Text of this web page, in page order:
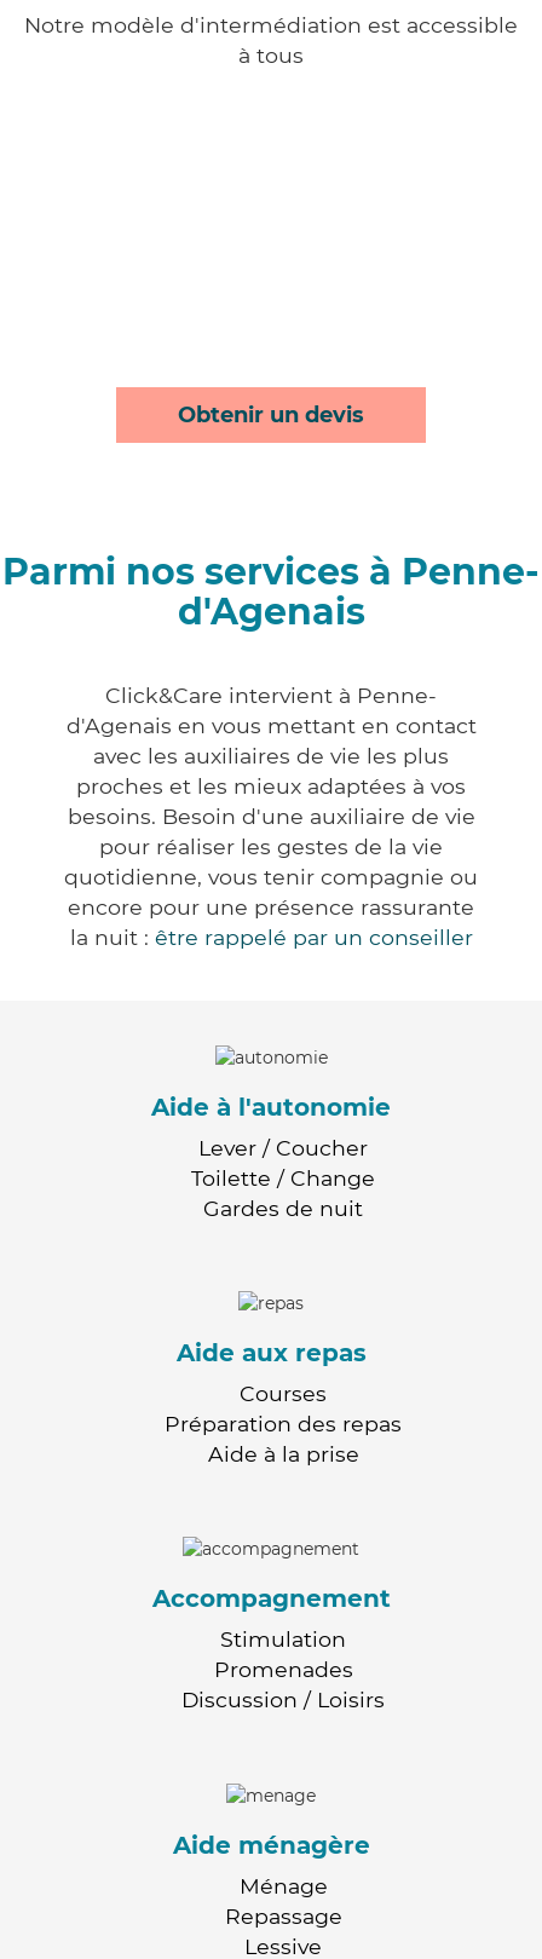
Notre modèle d'intermédiation est accessible
à tous
Obtenir un devis
Parmi nos services à Penne-
d'Agenais
Click&Care intervient à Penne-
d'Agenais en vous mettant en contact
avec les auxiliaires de vie les plus
proches et les mieux adaptées à vos
besoins. Besoin d'une auxiliaire de vie
pour réaliser les gestes de la vie
quotidienne, vous tenir compagnie ou
encore pour une présence rassurante
la nuit : être rappelé par un conseiller
Aide à l'autonomie
Lever / Coucher
Toilette / Change
Gardes de nuit
Aide aux repas
Courses
Préparation des repas
Aide à la prise
Accompagnement
Stimulation
Promenades
Discussion / Loisirs
Aide ménagère
Ménage
Repassage
Lessive